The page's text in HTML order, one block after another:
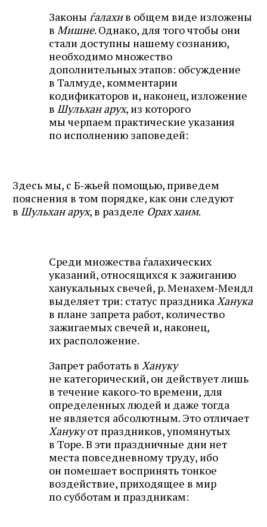
Законы ѓалахив общем виде изложены
в Мишне. Однако, для того чтобы они
стали доступны нашему сознанию,
необходимо множество
дополнительных этапов: обсуждение
в Талмуде, комментарии
кодификаторов и, наконец, изложение
в Шульхан арух, из которого
мы черпаем практические указания
по исполнению заповедей:
Здесь мы, с Б‑жьей помощью, приведем
пояснения в том порядке, как они следуют
в Шульхан арух, в разделе Орах хаим.
Среди множества ѓалахических
указаний, относящихся к зажиганию
ханукальных свечей, р. Менахем‑Мендл
выделяет три: статус праздника Ханука
в плане запрета работ, количество
зажигаемых свечей и, наконец,
их расположение.
Запрет работать в Хануку
не категорический, он действует лишь
в течение какого‑то времени, для
определенных людей и даже тогда
не является абсолютным. Это отличает
Ханукуот праздников, упомянутых
в Торе. В эти праздничные дни нет
места повседневному труду, ибо
он помешает воспринять тонкое
воздействие, приходящее в мир
по субботам и праздникам: